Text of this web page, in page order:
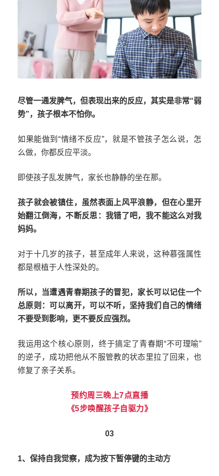
尽管一通发脾气，但表现出来的反应，其实是非常“弱
势”，孩子根本不怕你。
如果能做到“情绪不反应”，就是不管孩子怎么说，怎
么做，你都反应平淡。
即使孩子乱发脾气，家长也静静的坐在那。
孩子就会被镇住，虽然表面上风平浪静，但在心里开
始翻江倒海，不断反思：我错了吧，我不能这么对我
妈妈。
对于十几岁的孩子，甚至成年人来说，这种慕强属性
都是根植于人性深处的。
所以，当遭遇青春期孩子的冒犯，家长可以记住一个
总原则：可以离开，可以不听，坚持我们自己的情绪
不要受到影响，更不要反应强烈。
我运用这个核心原则，终于搞定了青春期“不可理喻”
的逆子，成功把他从不服管教的状态里拉了回来，也
修复了亲子关系。
预约周三晚上7点直播
《5步唤醒孩子自驱力》
03
1、保持自我觉察，成为按下暂停键的主动方